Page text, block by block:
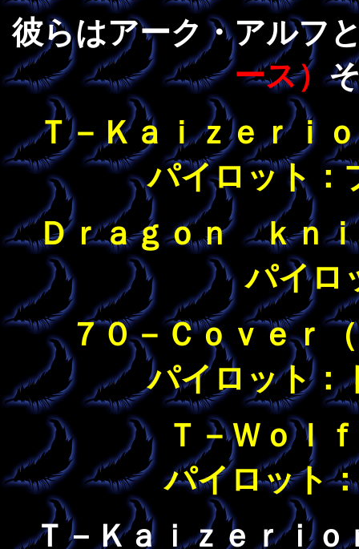
彼らはアーク・アルフ
ース）
Ｔ－Ｋａｉｚｅｒｉ
パイロット：
Ｄｒａｇｏｎ ｋｎ
パイロ
７０－Ｃｏｖｅｒ
パイロット：
Ｔ－Ｗｏｌ
パイロット
Ｔ－Ｋａｉｚｅｒｉ